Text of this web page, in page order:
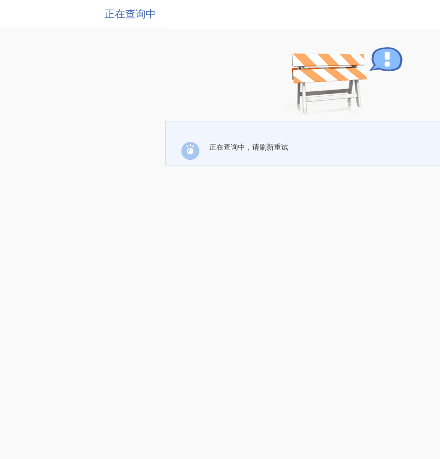
正在查询中
正在查询中，请刷新重试